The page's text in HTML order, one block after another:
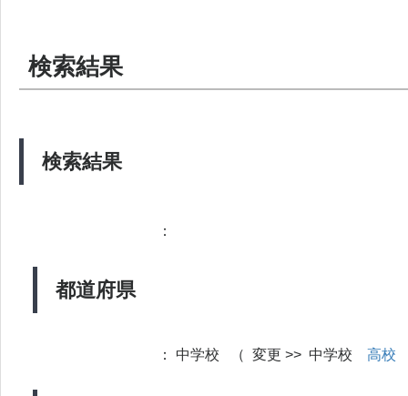
検索結果
検索結果
都道府県
：
： 中学校 （ 変更 >> 中学校 高校